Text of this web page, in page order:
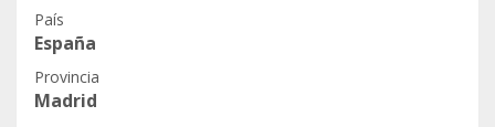
País
España
Provincia
Madrid